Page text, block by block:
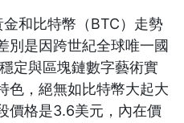
和比特幣（BTC）走勢
別是因跨世紀全球唯一國
定與區塊鏈數字藝術實
色，絕無如比特幣大起大
價格是3.6美元，內在價